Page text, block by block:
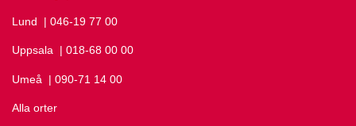
Lund Ring Lund på
| 046-19 77 00
Uppsala Ring Uppsala på
| 018-68 00 00
Umeå Ring Umeå på
| 090-71 14 00
Alla orter